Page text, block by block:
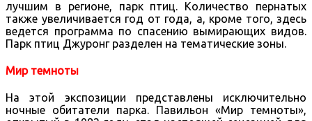
лучшим в регионе, парк птиц. Количество пернатых
также увеличивается год от года, а, кроме того, здесь
ведется программа по спасению вымирающих видов.
Парк птиц Джуронг разделен на тематические зоны.
Мир темноты
На этой экспозиции представлены исключительно
ночные обитатели парка. Павильон «Мир темноты»,